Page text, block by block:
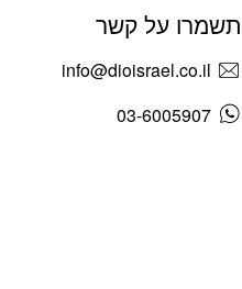
תשמרו על קשר
info@dioisrael.co.il
03-6005907